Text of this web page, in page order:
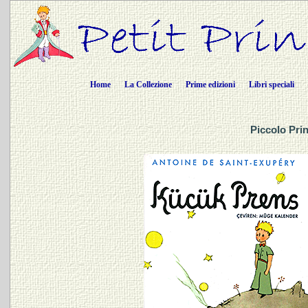
Home La Collezione Prime edizioni Libri speciali
Piccolo